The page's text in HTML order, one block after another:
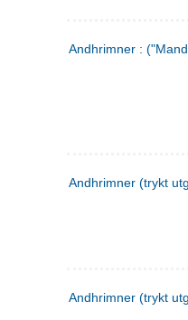
Andhrimner :
Andhrimner (trykt
Andhrimner (trykt